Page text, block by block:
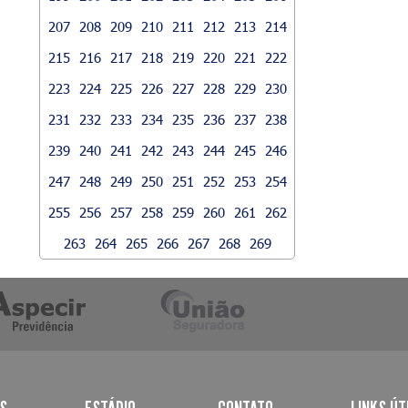
207
208 209 210 211 212 213
214
215
216 217 218 219 220 221
222
223
224 225 226 227 228 229
230
231
232 233 234 235 236 237
238
239
240 241 242 243 244 245
246
247
248 249 250 251 252 253
254
255
256 257 258 259 260 261
262
263
264 265 266 267 268 269